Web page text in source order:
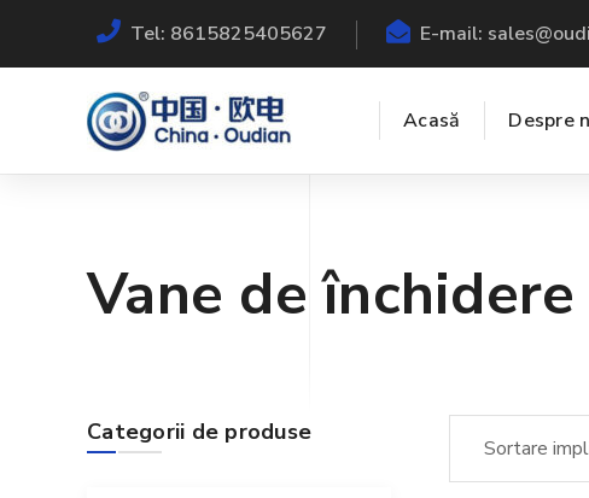
Tel: 8615825405627 E-mail:
Acasă Despre
Vane de închidere
Categorii de produse